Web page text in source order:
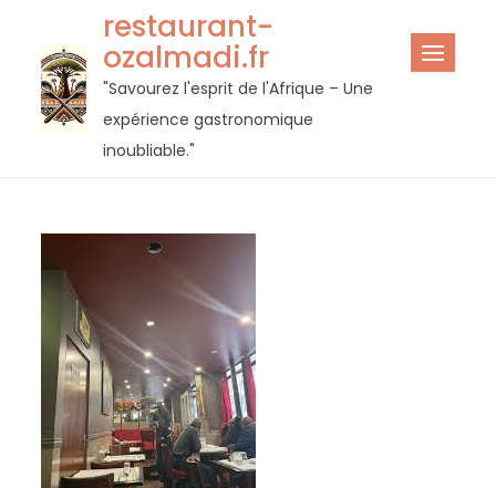
contenu
restaurant-
ozalmadi.fr
"Savourez l'esprit de l'Afrique – Une
expérience gastronomique
inoubliable."